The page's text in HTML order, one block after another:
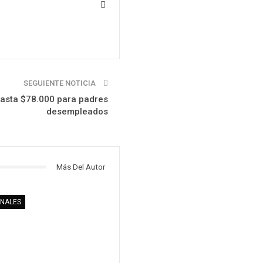
SEGUIENTE NOTICIA
$78.000 para padres
desempleados
Más Del Autor